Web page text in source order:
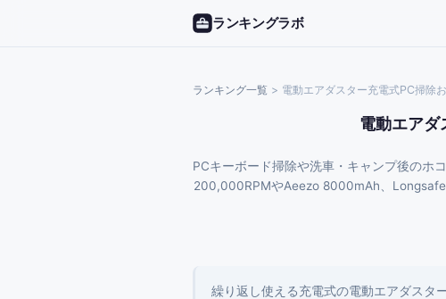
ランキングラボ
ランキング一覧 > 電動エアダスター充電式PC掃除
電動エアダ
PCキーボード掃除や洗車・キャンプ後のホ
200,000RPMやAeezo 8000mAh、
繰り返し使える充電式の電動エアダスタ